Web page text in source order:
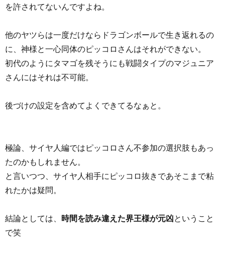
を許されてないんですよね。
他のヤツらは一度だけならドラゴンボールで生き返れるの
に、神様と一心同体のピッコロさんはそれができない。
初代のようにタマゴを残そうにも戦闘タイプのマジュニア
さんにはそれは不可能。
後づけの設定を含めてよくできてるなぁと。
極論、サイヤ人編ではピッコロさん不参加の選択肢もあっ
たのかもしれません。
と言いつつ、サイヤ人相手にピッコロ抜きであそこまで粘
れたかは疑問。
結論としては、 時間を読み違えた界王様が元凶 ということ
で笑